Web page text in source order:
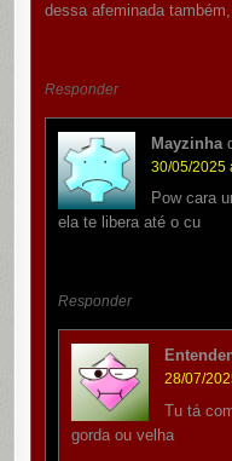
dessa afeminada
Responder
Mayzinha
30/05/2025
Pow cara
ela te libera até o cu
Responder
28/07/
Tu tá
gorda ou velha